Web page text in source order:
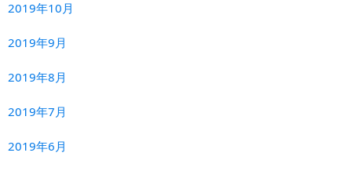
2019年10月
2019年9月
2019年8月
2019年7月
2019年6月